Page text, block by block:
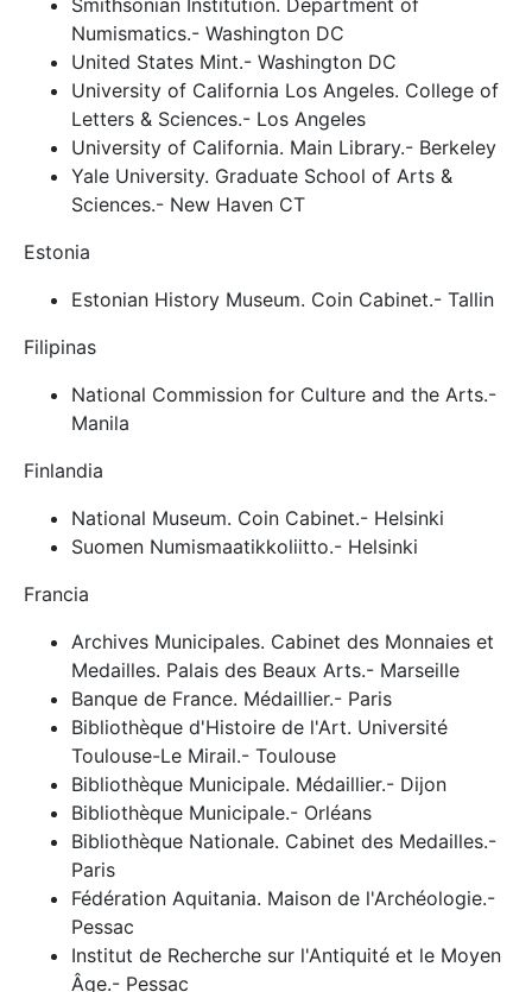
Smithsonian Institution. Department of
Numismatics.- Washington DC
United States Mint.- Washington DC
University of California Los Angeles. College of
Letters & Sciences.- Los Angeles
University of California. Main Library.- Berkeley
Yale University. Graduate School of Arts &
Sciences.- New Haven CT
Estonia
Estonian History Museum. Coin Cabinet.- Tallin
Filipinas
National Commission for Culture and the Arts.-
Manila
Finlandia
National Museum. Coin Cabinet.- Helsinki
Suomen Numismaatikkoliitto.- Helsinki
Francia
Archives Municipales. Cabinet des Monnaies et
Medailles. Palais des Beaux Arts.- Marseille
Banque de France. Médaillier.- Paris
Bibliothèque d'Histoire de l'Art. Université
Toulouse-Le Mirail.- Toulouse
Bibliothèque Municipale. Médaillier.- Dijon
Bibliothèque Municipale.- Orléans
Bibliothèque Nationale. Cabinet des Medailles.-
Paris
Fédération Aquitania. Maison de l'Archéologie.-
Pessac
Institut de Recherche sur l'Antiquité et le Moyen
Âge.- Pessac